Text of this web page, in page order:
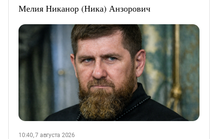
Мелия Никанор (Ника) Анзорович
10:40, 7 августа 2026